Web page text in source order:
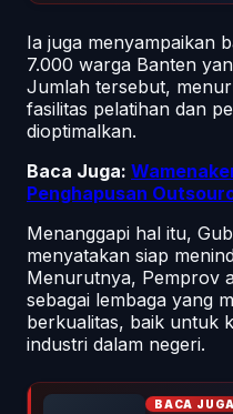
Ia juga menyampaikan
7.000 warga Banten
Jumlah tersebut,
fasilitas pelatihan dan
dioptimalkan.
Baca Juga:
Penghapusan
Menanggapi hal itu,
menyatakan siap
Menurutnya, Pemprov
sebagai lembaga yang
berkualitas, baik untuk
industri dalam negeri.
BACA JUGA